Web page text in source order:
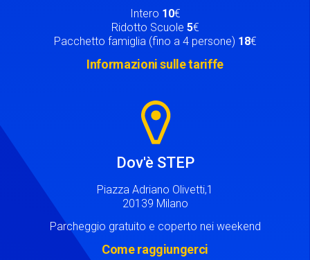
Intero 10€
Ridotto Scuole 5€
Pacchetto famiglia (fino a 4 persone) 18€
Informazioni sulle tariffe
Dov'è STEP
Piazza Adriano Olivetti,1
20139 Milano
Parcheggio gratuito e coperto nei weekend
Come raggiungerci